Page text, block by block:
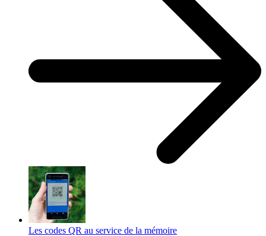
Les codes QR au service de la mémoire